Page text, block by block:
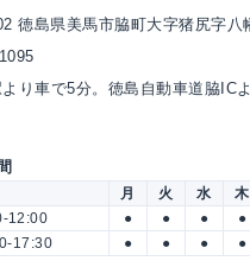
徳島県美馬市脇町大字猪尻字八
り車で5分。徳島自動車道脇IC
月 火 水 木
12:00
● ● ● ●
17:30
● ● ● ●